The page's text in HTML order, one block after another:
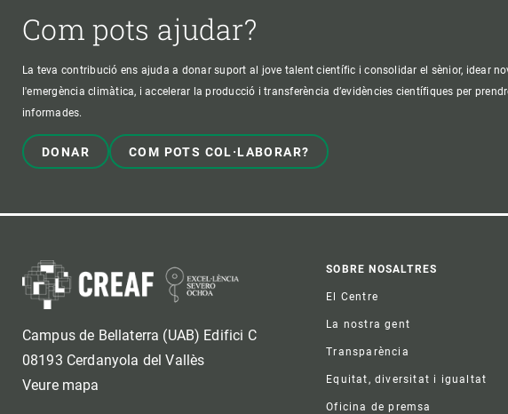
Com pots ajudar?
La teva contribució ens ajuda a donar suport al jove talent científic i consolidar el sènior, idear
l'emergència climàtica, i accelerar la producció i transferència d’evidències científiques per
informades.
DONAR COM POTS COL·LABORAR?
Campus de Bellaterra (UAB) Edifici C
08193 Cerdanyola del Vallès
Veure mapa
Footer
SOBRE NOSALTRES
El Centre
La nostra gent
Transparència
Equitat, diversitat i igualtat
Oficina de premsa